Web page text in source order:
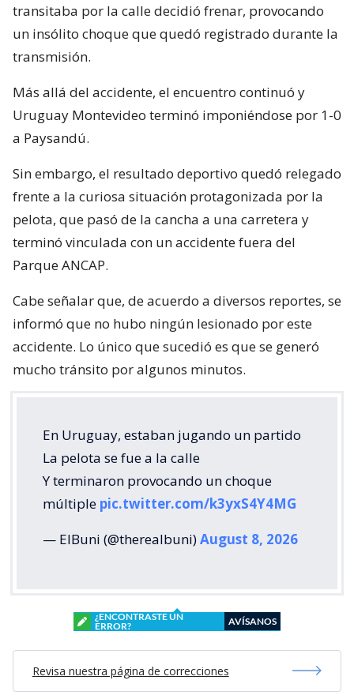
transitaba por la calle decidió frenar, provocando
un insólito choque que quedó registrado durante la
transmisión.
Más allá del accidente, el encuentro continuó y
Uruguay Montevideo terminó imponiéndose por 1-0
a Paysandú.
Sin embargo, el resultado deportivo quedó relegado
frente a la curiosa situación protagonizada por la
pelota, que pasó de la cancha a una carretera y
terminó vinculada con un accidente fuera del
Parque ANCAP.
Cabe señalar que, de acuerdo a diversos reportes, se
informó que no hubo ningún lesionado por este
accidente. Lo único que sucedió es que se generó
mucho tránsito por algunos minutos.
En Uruguay, estaban jugando un partido
La pelota se fue a la calle
Y terminaron provocando un choque
múltiple pic.twitter.com/k3yxS4Y4MG
— ElBuni (@therealbuni)August 8, 2026
¿ENCONTRASTE UN
ERROR?
AVÍSANOS
Revisa nuestra página de correcciones